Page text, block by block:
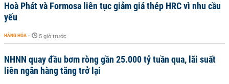
Hoà Phát và Formosa liên tục giảm giá thép HRC vì nhu cầu
yếu
HÀNG HÓA - 5 giờ trước
NHNN quay đầu bơm ròng gần 25.000 tỷ tuần qua, lãi suất
liên ngân hàng tăng trở lại